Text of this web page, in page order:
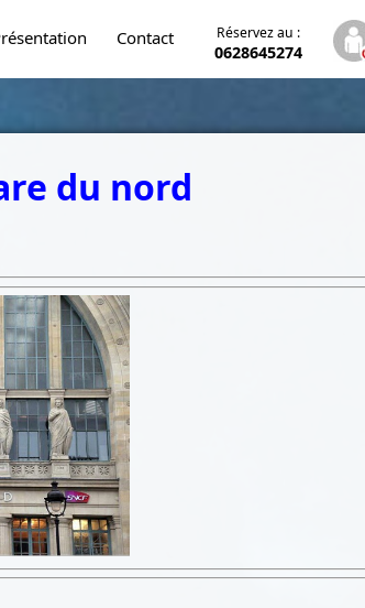
Contact Réservez au :
0628645274
du nord